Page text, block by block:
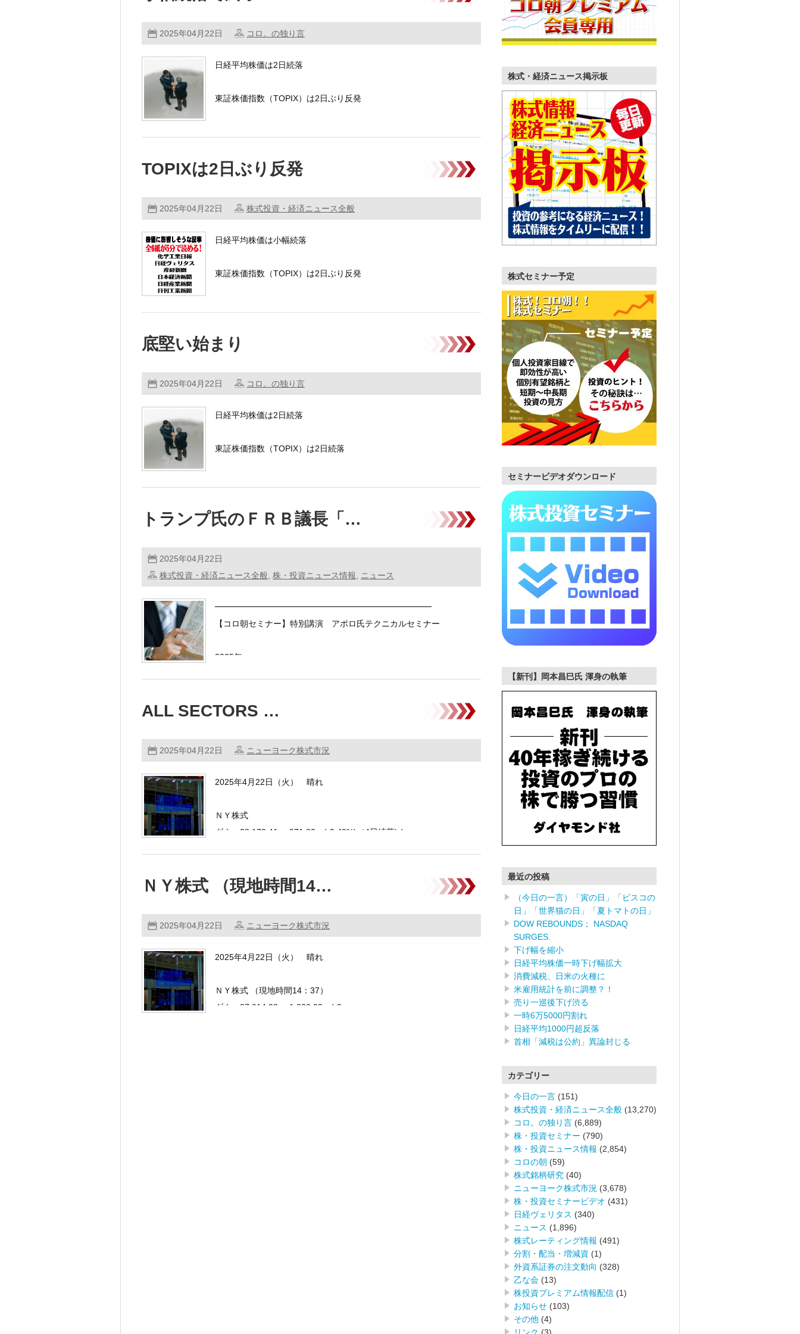
2025年04月22日 コロ。の独り言
日経平均株価は2日続落
東証株価指数（TOPIX）は2日ぶり反発
TOPIXは2日ぶり反発
2025年04月22日 株式投資・経済ニュース全般
日経平均株価は小幅続落
東証株価指数（TOPIX）は2日ぶり反発
底堅い始まり
2025年04月22日 コロ。の独り言
日経平均株価は2日続落
東証株価指数（TOPIX）は2日続落
トランプ氏のＦＲＢ議長「…
2025年04月22日
株式投資・経済ニュース全般 株・投資ニュース情報 ニュース
━━━━━━━━━━━━━━━━━━━━━━━━━━
【コロ朝セミナー】特別講演 アポロ氏テクニカルセミナー
2025年 …………
ALL SECTORS …
2025年04月22日 ニューヨーク株式市況
2025年4月22日（火） 晴れ
ＮＹ株式
ダウ：38,170.41 -971.82 (-2.48%)（4日続落) ( …………
ＮＹ株式 （現地時間14…
2025年04月22日 ニューヨーク株式市況
2025年4月22日（火） 晴れ
ＮＹ株式 （現地時間14：37）
ダウ：37,914.20 -1,228.03 (-3 …………
株式・経済ニュース掲示板
株式セミナー予定
セミナービデオダウンロード
【新刊】岡本昌巳氏 渾身の執筆
最近の投稿
（今日の一言）「寅の日」「ビスコの
日」「世界猫の日」「夏トマトの日」
DOW REBOUNDS； NASDAQ
SURGES.
下げ幅を縮小
日経平均株価一時下げ幅拡大
消費減税、日米の火種に
米雇用統計を前に調整？！
売り一巡後下げ渋る
一時6万5000円割れ
日経平均1000円超反落
首相「減税は公約」異論封じる
カテゴリー
今日の一言 (151)
株式投資・経済ニュース全般 (13,270)
コロ。の独り言 (6,889)
株・投資セミナー (790)
株・投資ニュース情報 (2,854)
コロの朝 (59)
株式銘柄研究 (40)
ニューヨーク株式市況 (3,678)
株・投資セミナービデオ (431)
日経ヴェリタス (340)
ニュース (1,896)
株式レーティング情報 (491)
分割・配当・増減資 (1)
外資系証券の注文動向 (328)
乙な会 (13)
株投資プレミアム情報配信 (1)
お知らせ (103)
その他 (4)